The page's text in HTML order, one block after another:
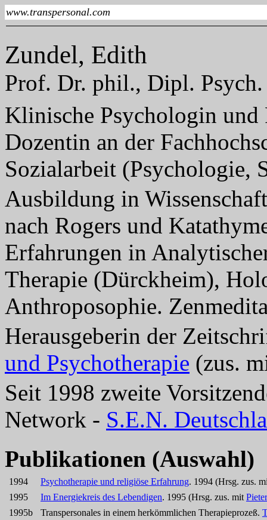
www.transpersonal.com
Zundel, Edith
Prof. Dr. phil., Dipl. Psych.
Klinische Psychologin und
Dozentin an der
Sozialarbeit (Psychologie,
Ausbildung in
nach Rogers und
Erfahrungen in
Therapie (Dürckheim),
Anthroposophie.
Herausgeberin der
und Psychotherapie (zus.
Seit 1998 zweite
Network - S.E.N.
Publikationen (Auswahl)
1994 Psychotherapie und religiöse Erfahrung. 1994 (Hrsg. zus.
1995
Im Energiekreis des Lebendigen. 1995 (Hrsg. zus. mit
1995b
Transpersonales in einem herkömmlichen Therapieprozeß.